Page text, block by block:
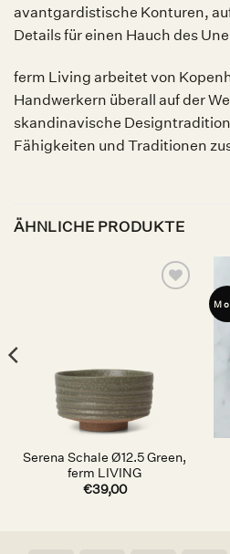
avantgardistische Konturen,
Details für einen Hauch des
ferm Living arbeitet von
Handwerkern überall auf der
skandinavische
Fähigkeiten und Traditionen
ÄHNLICHE PRODUKTE
Serena Schale Ø12.5 Green,
ferm LIVING
€39,00